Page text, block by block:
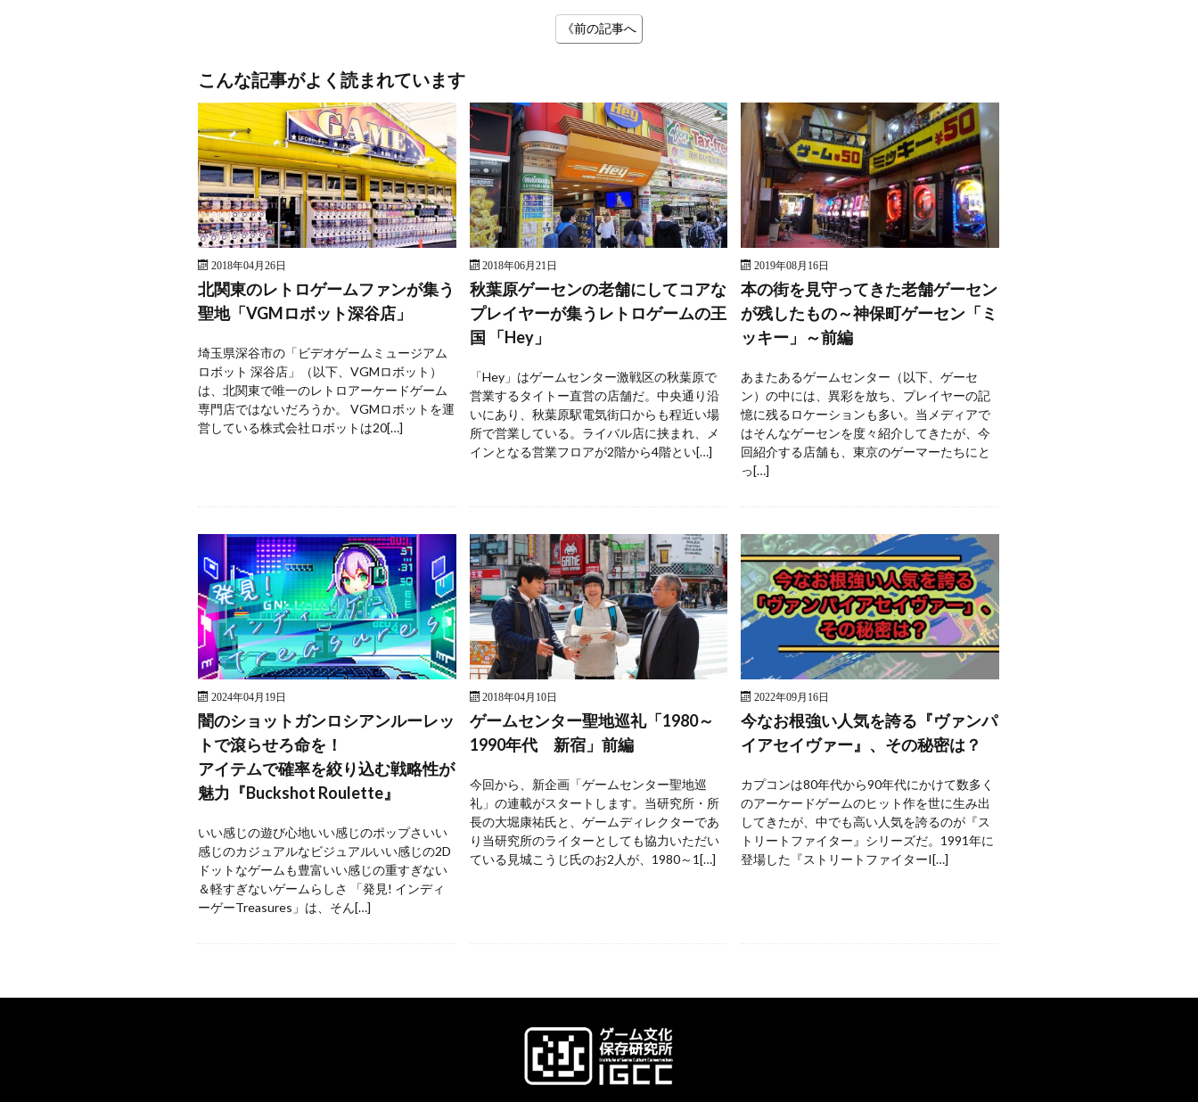
《前の記事へ
こんな記事がよく読まれています
2018年04月26日
北関東のレトロゲームファンが集う
聖地「VGMロボット深谷店」
埼玉県深谷市の「ビデオゲームミュージアム
ロボット 深谷店」（以下、VGMロボット）
は、北関東で唯一のレトロアーケードゲーム
専門店ではないだろうか。 VGMロボットを運
営している株式会社ロボットは20[…]
2018年06月21日
秋葉原ゲーセンの老舗にしてコアな
プレイヤーが集うレトロゲームの王
国 「Hey」
「Hey」はゲームセンター激戦区の秋葉原で
営業するタイトー直営の店舗だ。中央通り沿
いにあり、秋葉原駅電気街口からも程近い場
所で営業している。ライバル店に挟まれ、メ
インとなる営業フロアが2階から4階とい[…]
2019年08月16日
本の街を見守ってきた老舗ゲーセン
が残したもの～神保町ゲーセン「ミ
ッキー」～前編
あまたあるゲームセンター（以下、ゲーセ
ン）の中には、異彩を放ち、プレイヤーの記
憶に残るロケーションも多い。当メディアで
はそんなゲーセンを度々紹介してきたが、今
回紹介する店舗も、東京のゲーマーたちにと
っ[…]
2024年04月19日
闇のショットガンロシアンルーレッ
トで滾らせろ命を！
アイテムで確率を絞り込む戦略性が
魅力『Buckshot Roulette』
いい感じの遊び心地いい感じのポップさいい
感じのカジュアルなビジュアルいい感じの2D
ドットなゲームも豊富いい感じの重すぎない
＆軽すぎないゲームらしさ 「発見! インディ
ーゲーTreasures」は、そん[…]
2018年04月10日
ゲームセンター聖地巡礼「1980～
1990年代 新宿」前編
今回から、新企画「ゲームセンター聖地巡
礼」の連載がスタートします。当研究所・所
長の大堀康祐氏と、ゲームディレクターであ
り当研究所のライターとしても協力いただい
ている見城こうじ氏のお2人が、1980～1[…]
2022年09月16日
今なお根強い人気を誇る『ヴァンパ
イアセイヴァー』、その秘密は？
カプコンは80年代から90年代にかけて数多く
のアーケードゲームのヒット作を世に生み出
してきたが、中でも高い人気を誇るのが『ス
トリートファイター』シリーズだ。1991年に
登場した『ストリートファイターI[…]